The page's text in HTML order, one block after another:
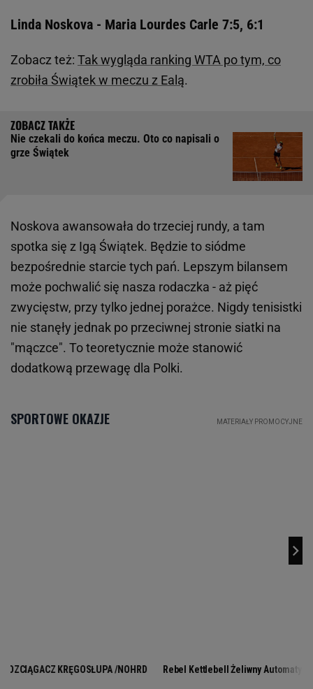
Linda Noskova - Maria Lourdes Carle 7:5, 6:1
Zobacz też: Tak wygląda ranking WTA po tym, co
zrobiła Świątek w meczu z Ealą.
Nie czekali do końca meczu. Oto co napisali o
grze Świątek
Noskova awansowała do trzeciej rundy, a tam
spotka się z Igą Świątek. Będzie to siódme
bezpośrednie starcie tych pań. Lepszym bilansem
może pochwalić się nasza rodaczka - aż pięć
zwycięstw, przy tylko jednej porażce. Nigdy tenisistki
nie stanęły jednak po przeciwnej stronie siatki na
"mączce". To teoretycznie może stanowić
dodatkową przewagę dla Polki.